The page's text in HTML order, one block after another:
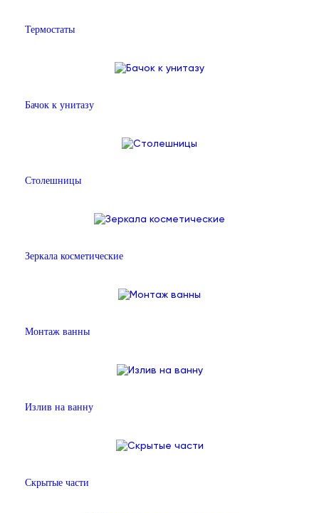
Термостаты
Бачок к унитазу
Столешницы
Зеркала косметические
Монтаж ванны
Излив на ванну
Скрытые части